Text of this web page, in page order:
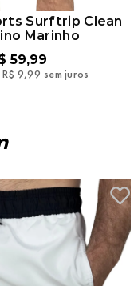
Surftrip Clean
Marinho
59,99
R$ 9,99 sem juros